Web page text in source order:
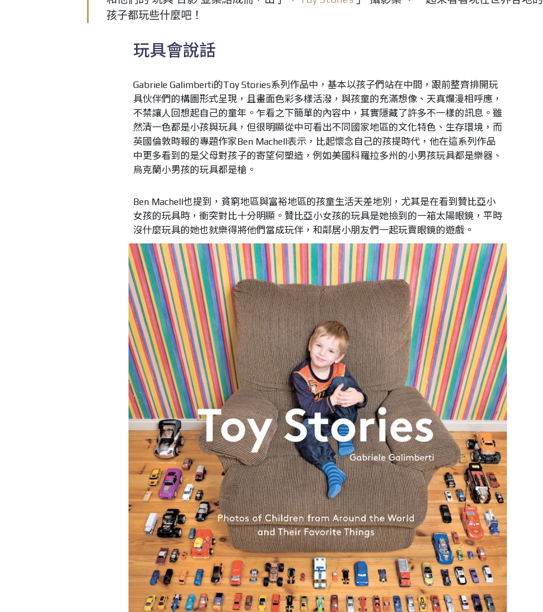
孩子都玩些什麼吧！
玩具會說話
Gabriele Galimberti的Toy Stories系列作品中，基本以孩子們站在中間，跟前整齊排開玩
具伙伴們的構圖形式呈現，且畫面色彩多樣活潑，與孩童的充滿想像、天真爛漫相呼應，
不禁讓人回想起自己的童年。乍看之下簡單的內容中，其實隱藏了許多不一樣的訊息。雖
然清一色都是小孩與玩具，但很明顯從中可看出不同國家地區的文化特色、生存環境，而
英國倫敦時報的專題作家Ben Machell表示，比起懷念自己的孩提時代，他在這系列作品
中更多看到的是父母對孩子的寄望何塑造，例如美國科羅拉多州的小男孩玩具都是樂器、
烏克蘭小男孩的玩具都是槍。
Ben Machell也提到，貧窮地區與富裕地區的孩童生活天差地別，尤其是在看到贊比亞小
女孩的玩具時，衝突對比十分明顯。贊比亞小女孩的玩具是她撿到的一箱太陽眼鏡，平時
沒什麼玩具的她也就樂得將他們當成玩伴，和鄰居小朋友們一起玩賣眼鏡的遊戲。